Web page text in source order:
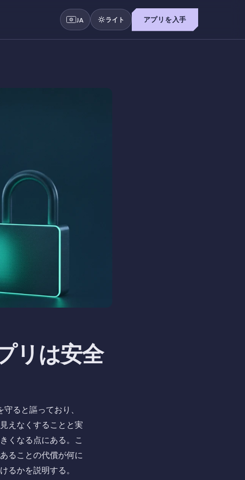
JA ライト アプリを入手
リは安全
ると謳っており、
えなくすることと実
くなる点にある。こ
ることの代償が何に
るかを説明する。